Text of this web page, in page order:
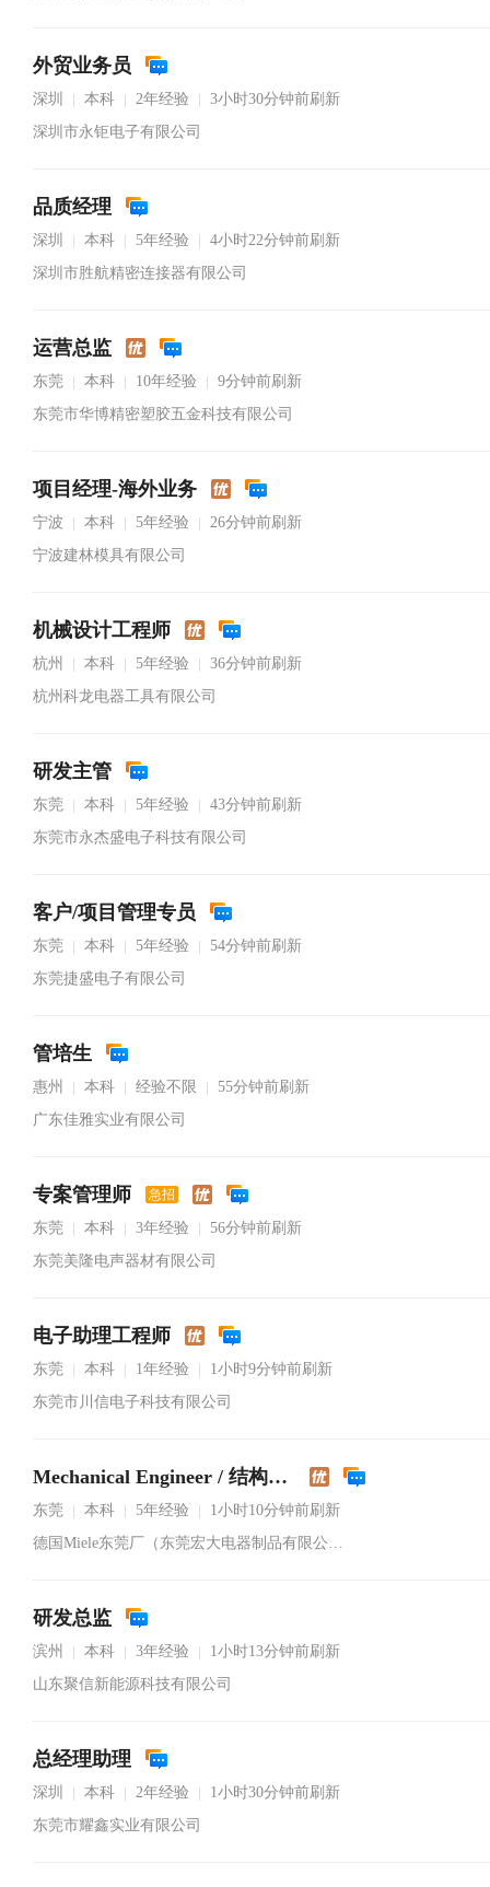
外贸业务员
深圳 本科 2年经验
3小时30分钟前刷新
深圳市永钜电子有限公司
品质经理
深圳 本科 5年经验
4小时22分钟前刷新
深圳市胜航精密连接器有限公司
运营总监
东莞 本科 10年经验
9分钟前刷新
东莞市华博精密塑胶五金科技有限公司
项目经理-海外业务
宁波 本科 5年经验
26分钟前刷新
宁波建林模具有限公司
机械设计工程师
杭州 本科 5年经验
36分钟前刷新
杭州科龙电器工具有限公司
研发主管
东莞 本科 5年经验
43分钟前刷新
东莞市永杰盛电子科技有限公司
客户/项目管理专员
东莞 本科 5年经验
54分钟前刷新
东莞捷盛电子有限公司
管培生
惠州 本科 经验不限
55分钟前刷新
广东佳雅实业有限公司
专案管理师 急招
东莞 本科 3年经验
56分钟前刷新
东莞美隆电声器材有限公司
电子助理工程师
东莞 本科 1年经验
1小时9分钟前刷新
东莞市川信电子科技有限公司
Mechanical Engineer / 结构工程师
东莞 本科 5年经验
1小时10分钟前刷新
德国Miele东莞厂（东莞宏大电器制品有限公司）
研发总监
滨州 本科 3年经验
1小时13分钟前刷新
山东聚信新能源科技有限公司
总经理助理
深圳 本科 2年经验
1小时30分钟前刷新
东莞市耀鑫实业有限公司